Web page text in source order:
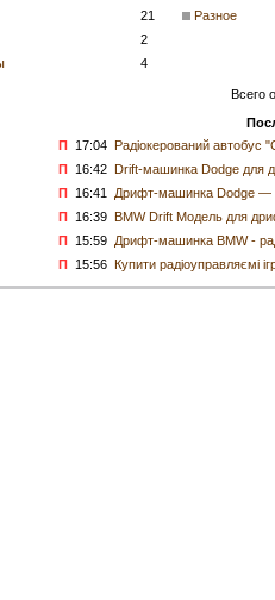
21
2
4
Разное
Всего
П 17:04 Радіокерований автобус
П 16:42 Drift-машинка Dodge для
П 16:41
Дрифт-машинка Dodge —
П 16:39 BMW Drift Модель для
П 15:59 Дрифт-машинка BMW -
П 15:56 Купити радіоуправляємi